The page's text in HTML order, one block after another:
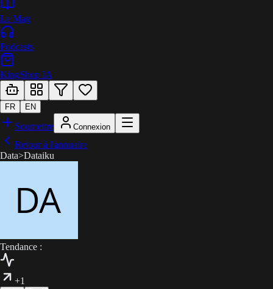
Le Mag
Podcasts
KingShop IA
FR EN
Soumettre Connexion
Retour à l'annuaire
Data>Dataiku
Tendance :
+1